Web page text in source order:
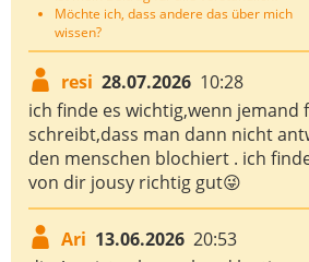
Möchte ich, dass andere das über mich
wissen?
resi 28.07.2026 10:28
ich finde es wichtig,wenn jemand
schreibt,dass man dann nicht
den menschen blochiert . ich
von dir jousy richtig gut😜
Ari 13.06.2026 20:53